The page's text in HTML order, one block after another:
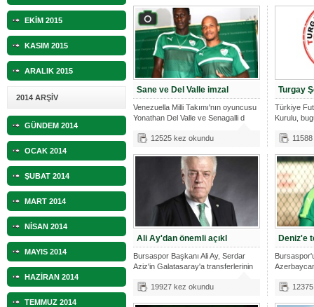
EKİM 2015
KASIM 2015
ARALIK 2015
2014 ARŞİV
GÜNDEM 2014
OCAK 2014
ŞUBAT 2014
MART 2014
NİSAN 2014
MAYIS 2014
HAZİRAN 2014
TEMMUZ 2014
Sane ve Del Valle imzal
Venezuella Milli Takımı'nın oyuncusu
Yonathan Del Valle ve Senagalli d
12525 kez okundu
Turgay
Türkiye
Kurulu,
Ali Ay'dan önemli açıkl
Bursaspor Başkanı Ali Ay, Serdar
Aziz'in Galatasaray'a transferlerinin
19927 kez okundu
Deniz'e